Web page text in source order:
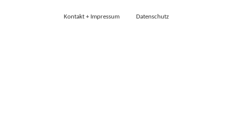
Kontakt + Impressum Datenschutz